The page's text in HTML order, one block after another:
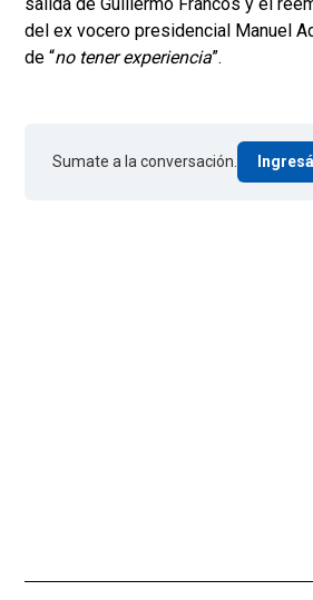
del ex vocero presidencial Manuel
de “no tener experiencia”.
Sumate a la conversación.